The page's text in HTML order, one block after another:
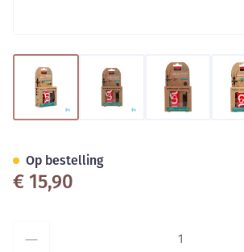
View larger imageView larger
€ 15,90
Op bestelling